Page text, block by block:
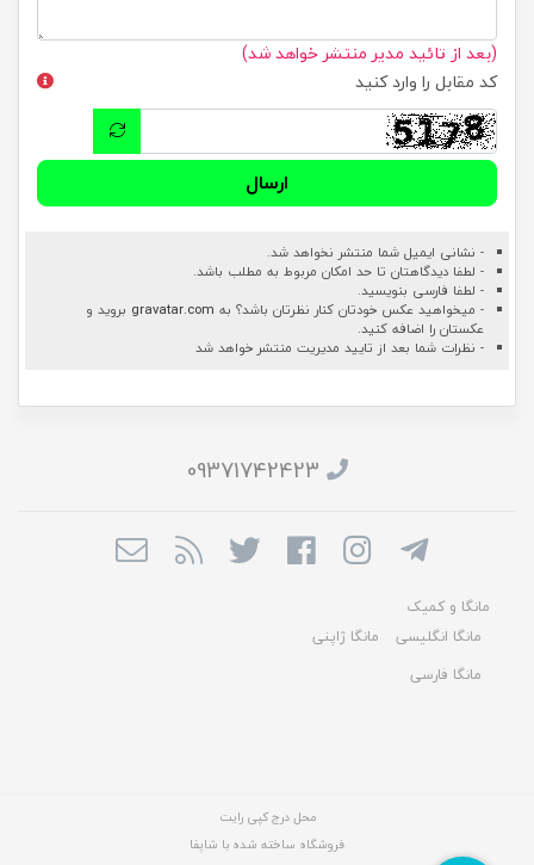
(بعد از تائید مدیر منتشر خواهد شد)
کد مقابل را وارد کنید
ارسال
- نشانی ایمیل شما منتشر نخواهد شد.
- لطفا دیدگاهتان تا حد امکان مربوط به مطلب باشد.
- لطفا فارسی بنویسید.
- میخواهید عکس خودتان کنار نظرتان باشد؟ به gravatar.com بروید و
عکستان را اضافه کنید.
- نظرات شما بعد از تایید مدیریت منتشر خواهد شد
09371742423
مانگا و کمیک
مانگا انگلیسی
مانگا ژاپنی
مانگا فارسی
محل درج کپی رایت
فروشگاه ساخته شده با شاپفا